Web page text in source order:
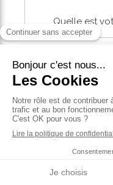
Quelle est
Articles